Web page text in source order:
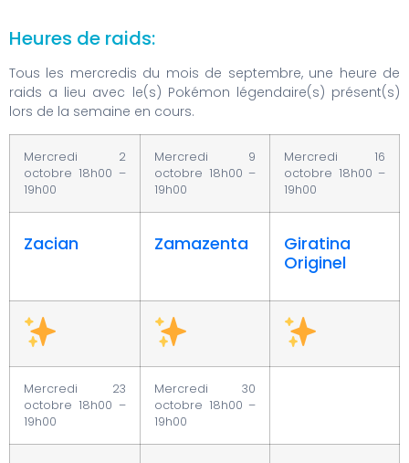
Heures de raids:
Tous les mercredis du mois de septembre, une heure de
raids a lieu avec le(s) Pokémon légendaire(s) présent(s)
lors de la semaine en cours.
Mercredi 2
octobre 18h00 –
19h00
Mercredi 9
octobre 18h00 –
19h00
Mercredi 16
octobre 18h00 –
19h00
Zacian Zamazenta
Giratina
Originel
Mercredi 23
octobre 18h00 –
19h00
Mercredi 30
octobre 18h00 –
19h00